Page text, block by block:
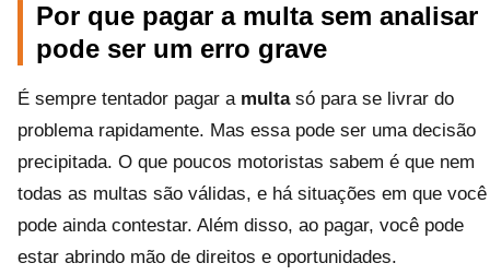
Por que pagar a multa sem analisar
pode ser um erro grave
É sempre tentador pagar a multasó para se livrar do
problema rapidamente. Mas essa pode ser uma decisão
precipitada. O que poucos motoristas sabem é que nem
todas as multas são válidas, e há situações em que você
pode ainda contestar. Além disso, ao pagar, você pode
estar abrindo mão de direitos e oportunidades.